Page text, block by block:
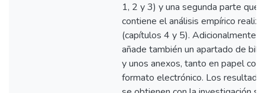
1, 2 y 3) y una segunda parte que
contiene el análisis empírico
(capítulos 4 y 5). Adicionalmente,
añade también un apartado de
y unos anexos, tanto en papel
formato electrónico. Los